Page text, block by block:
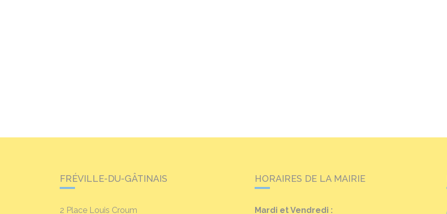
FRÉVILLE-DU-GÂTINAIS
2 Place Louis Croum
HORAIRES DE LA MAIRIE
Mardi et Vendredi :